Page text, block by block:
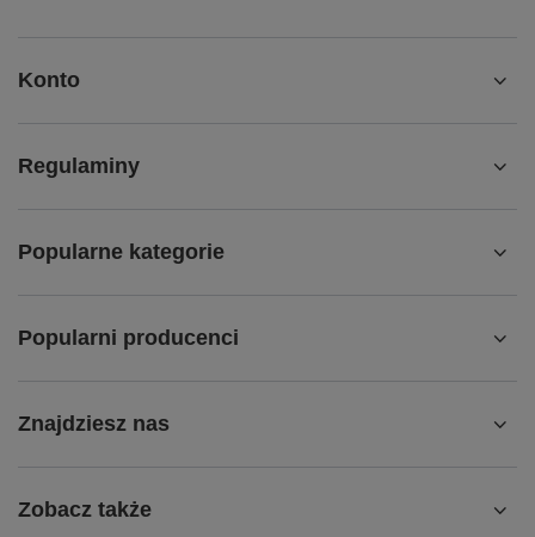
Konto
Regulaminy
Popularne kategorie
Popularni producenci
Znajdziesz nas
Zobacz także